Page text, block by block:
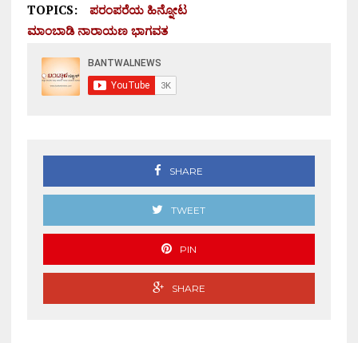
TOPICS:
ಪರಂಪರೆಯ ಹಿನ್ನೋಟ
ಮಾಂಬಾಡಿ ನಾರಾಯಣ ಭಾಗವತ
SHARE
TWEET
PIN
SHARE